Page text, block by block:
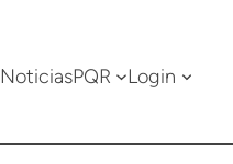
NoticiasPQR Login